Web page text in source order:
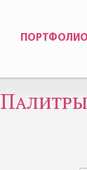
ПОРТФОЛИО